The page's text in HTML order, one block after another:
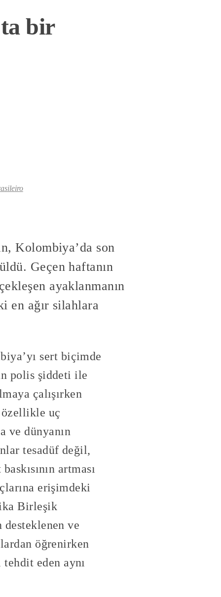
bir
Kolombiya’da son
Geçen haftanın
ayaklanmanın
en ağır silahlara
sert biçimde
polis şiddeti ile
çalışırken
özellikle uç
ve dünyanın
tesadüf değil,
artması
erişimdeki
Birleşik
ve
öğrenirken
eden aynı